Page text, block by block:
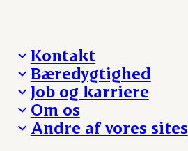
Kontakt
Besøg Danish Crown
Presse og nyheder
Reklamationer
Whistleblower
Øvrige henvendelser
Bæredygtighed
Fra jord til bord
Hverdagen
Ansvarlighed og nøgletal
Job og karriere
Arbejd med os
Ledige stillinger
Om os
Hvem er vi
Andre af vores sites